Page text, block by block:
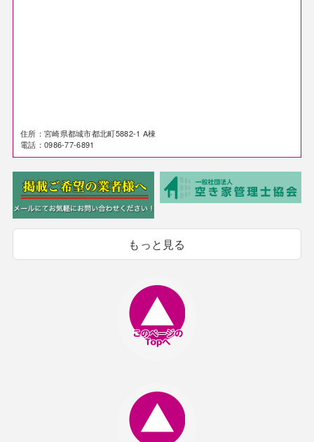
住所：宮崎県都城市都北町5882-1 A棟
電話：0986-77-6891
もっと見る